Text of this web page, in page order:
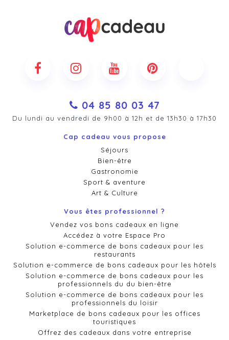
04 85 80 03 47
Du lundi au vendredi de 9h00 à 12h et de 13h30 à 17h30
Cap cadeau vous propose
Séjours
Bien-être
Gastronomie
Sport & aventure
Art & Culture
Vous êtes professionnel ?
Vendez vos bons cadeaux en ligne
Accédez à votre Espace Pro
Solution e-commerce de bons cadeaux pour les
restaurants
Solution e-commerce de bons cadeaux pour les hôtels
Solution e-commerce de bons cadeaux pour les
professionnels du du bien-être
Solution e-commerce de bons cadeaux pour les
professionnels du loisir
Marketplace de bons cadeaux pour les offices
touristiques
Offrez des cadeaux dans votre entreprise